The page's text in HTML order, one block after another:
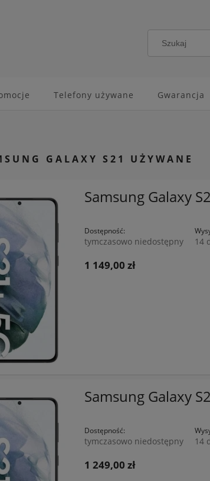
Telefony używane Gwarancja
GALAXY S21 UŻYWANE
Samsung Galaxy
Dostępność:
tymczasowo niedostępny 14
1 149,00 zł
Samsung Galaxy
Dostępność:
tymczasowo niedostępny 14
1 249,00 zł